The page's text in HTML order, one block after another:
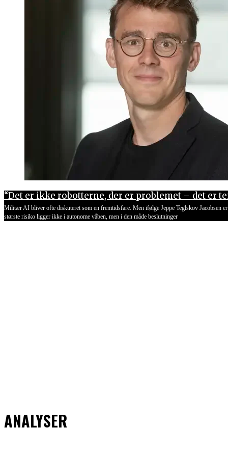
“Det er ikke robotterne, der er problemet – det er
Militær AI bliver ofte diskuteret som en fremtidsfare. Men ifølge Jeppe Teglskov Jacobsen er
største risiko ligger ikke i autonome våben, men i den måde beslutninger
ANALYSER